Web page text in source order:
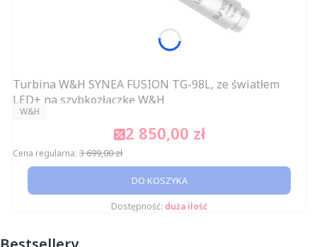
Turbina W&H SYNEA FUSION TG-98L, ze światłem
LED+ na szybkozłączkę W&H
PRODUCENT
W&H
Cena promocyjna
2 850,00 zł
Cena regularna: 3 699,00 zł
DO KOSZYKA
Dostępność: duża ilość